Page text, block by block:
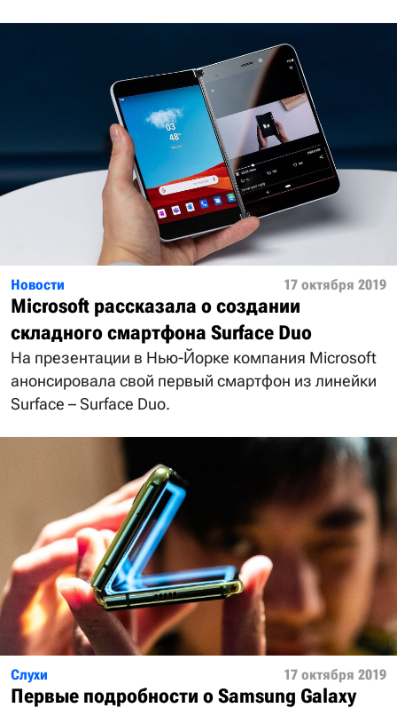
Новости 17 октября 2019
Microsoft рассказала о создании
складного смартфона Surface Duo
На презентации в Нью-Йорке компания Microsoft
анонсировала свой первый смартфон из линейки
Surface – Surface Duo.
Слухи 17 октября 2019
Первые подробности о Samsung Galaxy